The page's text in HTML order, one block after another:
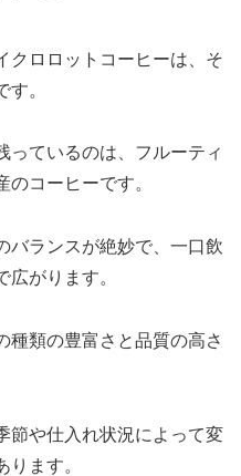
クロロットコーヒーは、そ
。
っているのは、フルーティ
コーヒーです。
バランスが絶妙で、一口飲
がります。
種類の豊富さと品質の高さ
節や仕入れ状況によって変
ます。